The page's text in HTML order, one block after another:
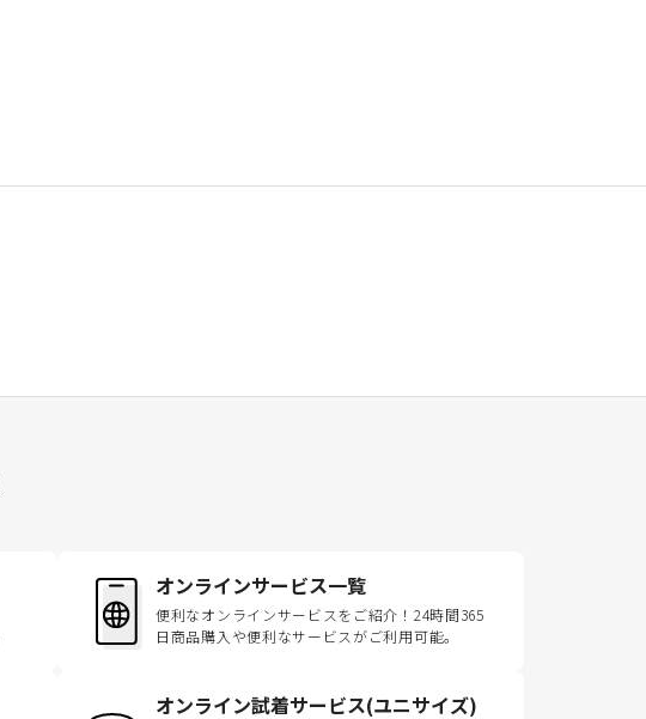
オンラインサービス一覧
便利なオンラインサービスをご紹介！24時間365
日商品購入や便利なサービスがご利用可能。
オンライン試着サービス(ユニサイズ)